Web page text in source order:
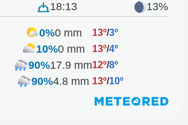
18:13 13%
0%0 mm 13º/3º
10%0 mm 13º/4º
90%17.9 mm12º/8º
90%4.8 mm 13º/10º